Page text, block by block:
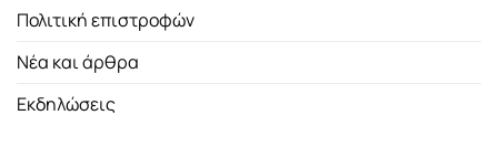
Πολιτική επιστροφών
Νέα και άρθρα
Εκδηλώσεις